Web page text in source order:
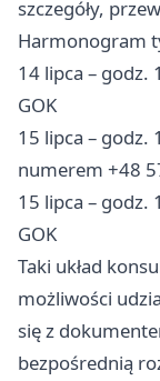
szczegóły,
Harmonogram
14 lipca –
GOK
15 lipca –
numerem +48
15 lipca –
GOK
Taki układ
możliwości
się z
bezpośrednią